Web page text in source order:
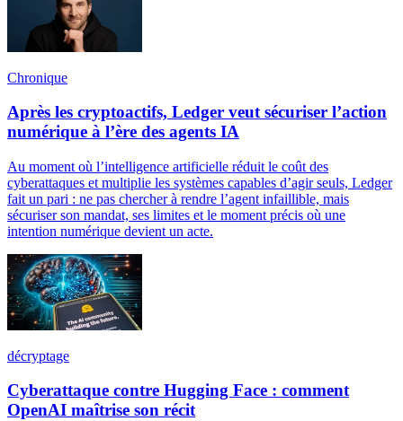
Chronique
Après les cryptoactifs, Ledger veut sécuriser l’action
numérique à l’ère des agents IA
Au moment où l’intelligence artificielle réduit le coût des
cyberattaques et multiplie les systèmes capables d’agir seuls, Ledger
fait un pari : ne pas chercher à rendre l’agent infaillible, mais
sécuriser son mandat, ses limites et le moment précis où une
intention numérique devient un acte.
décryptage
Cyberattaque contre Hugging Face : comment
OpenAI maîtrise son récit